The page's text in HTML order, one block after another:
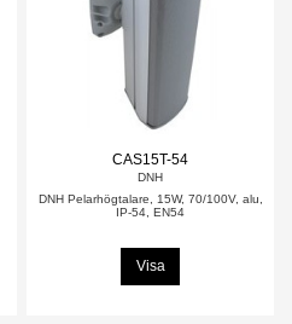
CAS15T-54
DNH
DNH Pelarhögtalare, 15W, 70/100V, alu,
IP-54, EN54
Visa